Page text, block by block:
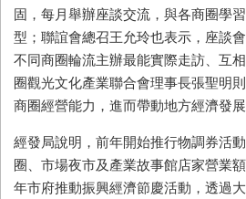
固，每月舉辦座談交流，與各商圈學
型；聯誼會總召王允玲也表示，座談
不同商圈輪流主辦最能實際走訪、互
圈觀光文化產業聯合會理事長張聖明
商圈經營能力，進而帶動地方經濟發
經發局說明，前年開始推行物調券活
圈、市場夜市及產業故事館店家營業
年市府推動振興經濟節慶活動，透過